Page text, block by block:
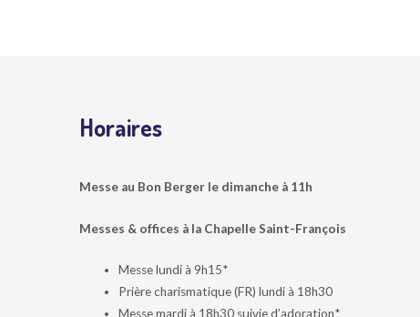
Horaires
Messe au Bon Berger le dimanche à 11h
Messes & offices à la Chapelle Saint-François
Messe lundi à 9h15*
Prière charismatique (FR) lundi à 18h30
Messe mardi à 18h30 suivie d’adoration*